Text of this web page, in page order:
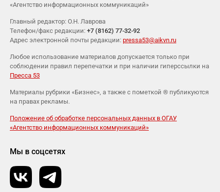
«Агентство информационных коммуникаций»
Главный редактор: О.Н. Лаврова
Телефон/факс редакции: +7 (8162) 77-32-92
Адрес электронной почты редакции: pressa53@aikvn.ru
Любое использование материалов допускается только при
соблюдении правил перепечатки и при наличии гиперссылки на
Пресса 53
Материалы рубрики «Бизнес», а также с пометкой ® публикуются
на правах рекламы.
Положение об обработке персональных данных в ОГАУ
«Агентство информационных коммуникаций»
Мы в соцсетях